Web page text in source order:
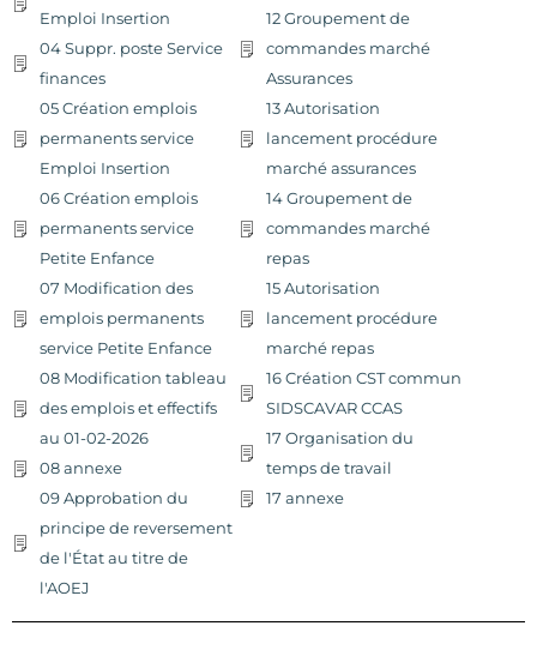
Emploi Insertion
04 Suppr. poste Service
finances
05 Création emplois
permanents service
Emploi Insertion
06 Création emplois
permanents service
Petite Enfance
07 Modification des
emplois permanents
service Petite Enfance
08 Modification tableau
des emplois et effectifs
au 01-02-2026
08 annexe
09 Approbation du
principe de reversement
de l'État au titre de
l'AOEJ
12 Groupement de
commandes marché
Assurances
13 Autorisation
lancement procédure
marché assurances
14 Groupement de
commandes marché
repas
15 Autorisation
lancement procédure
marché repas
16 Création CST commun
SIDSCAVAR CCAS
17 Organisation du
temps de travail
17 annexe